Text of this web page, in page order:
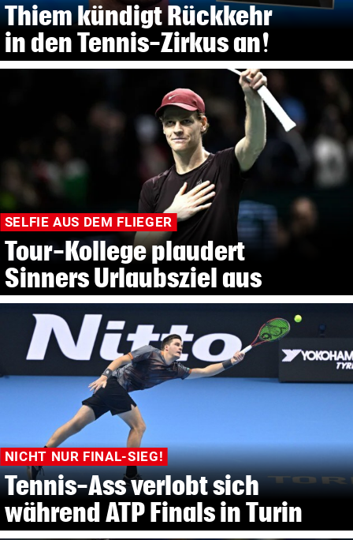
Thiem kündigt Rückkehr
in den Tennis-Zirkus an!
SELFIE AUS DEM FLIEGER
Tour-Kollege plaudert
Sinners Urlaubsziel aus
NICHT NUR FINAL-SIEG!
Tennis-Ass verlobt sich
während ATP Finals in Turin